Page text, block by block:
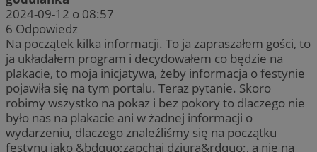
2024-09-12 o 08:57
6 Odpowiedz
Na początek kilka informacji. To ja zapraszałem gości, to
ja układałem program i decydowałem co będzie na
plakacie, to moja inicjatywa, żeby informacja o festynie
pojawiła się na tym portalu. Teraz pytanie. Skoro
robimy wszystko na pokaz i bez pokory to dlaczego nie
było nas na plakacie ani w żadnej informacji o
wydarzeniu, dlaczego znaleźliśmy się na początku
festynu jako &bdquo;zapchaj dziura&rdquo;, a nie na